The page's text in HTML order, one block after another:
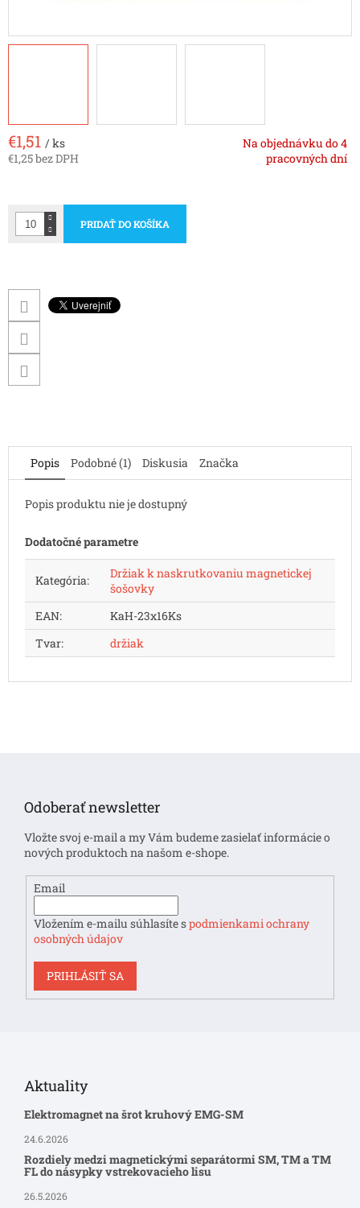
€1,51 / ks
€1,25 bez DPH
Na objednávku do 4
pracovných dní
PRIDAŤ DO KOŠÍKA
Popis Podobné (1) Diskusia Značka
Popis produktu nie je dostupný
Dodatočné parametre
Kategória:
Držiak k naskrutkovaniu magnetickej
šošovky
EAN:
KaH-23x16Ks
Tvar: držiak
Odoberať newsletter
Vložte svoj e-mail a my Vám budeme zasielať informácie o
nových produktoch na našom e-shope.
Email
Vložením e-mailu súhlasíte spodmienkami ochrany
osobných údajov
PRIHLÁSIŤ SA
Aktuality
Elektromagnet na šrot kruhový EMG-SM
24.6.2026
Rozdiely medzi magnetickými separátormi SM, TM a TM
FL do násypky vstrekovacieho lisu
26.5.2026